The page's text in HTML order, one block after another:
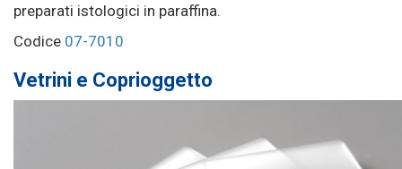
preparati istologici in paraffina.
Codice 07-7010
Vetrini e Coprioggetto